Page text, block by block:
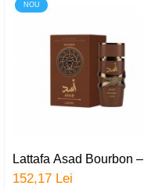
NOU
Lattafa Asad Bourbon –
parfum arabesc Original
Dubai, barbati, 100ml
152,17 Lei